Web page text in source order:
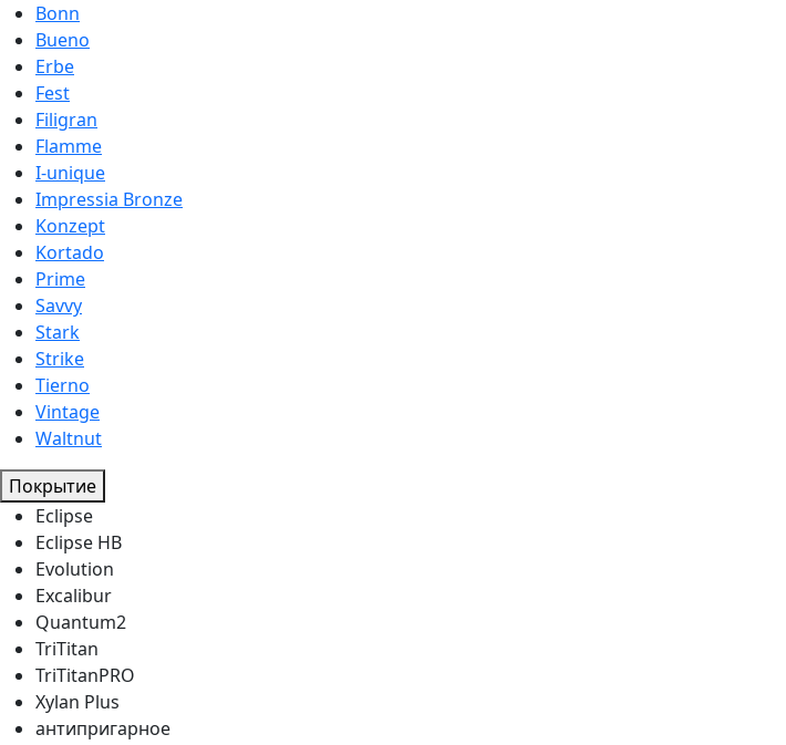
Bonn
Bueno
Erbe
Fest
Filigran
Flamme
I-unique
Impressia Bronze
Konzept
Kortado
Prime
Savvy
Stark
Strike
Tierno
Vintage
Waltnut
Покрытие
Eclipse
Eclipse HB
Evolution
Excalibur
Quantum2
TriTitan
TriTitanPRO
Xylan Plus
антипригарное